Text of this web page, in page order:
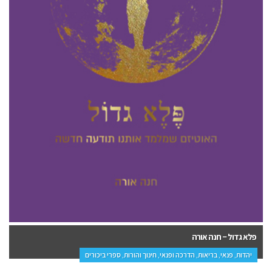
פלא גדול – חנה אורה
יהדות, פנאי, בריאות, הדרכה ופנאי, חינוך והורות, ספרי ביכורים